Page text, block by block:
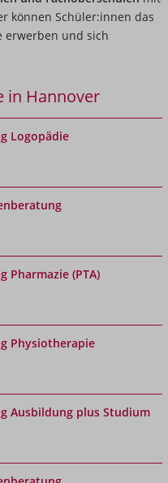
können Schüler:innen das
erwerben und sich
in Hannover
Logopädie
Pharmazie (PTA)
Physiotherapie
Ausbildung plus Studium